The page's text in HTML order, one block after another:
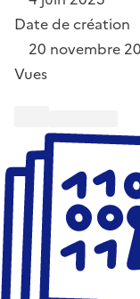
Date de création
20 novembre
Vues